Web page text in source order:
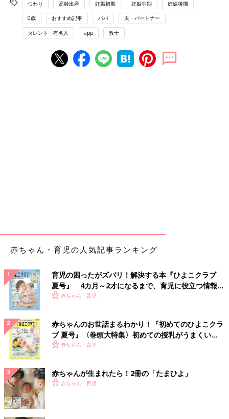
ら吐くものがなくて胃液を吐き、その胃液でのどが荒れると今度
は血を吐き出し…。
本当に吐きまくっていて、最終的には胆汁を吐いてました…。水
が飲めないから、氷をなめて水分補給をする状態。
そんなふうに何も口に入れられないので、みるみる身体はやせて
いきます。普段の体重から9kgが消えました。9kgですよ？「こ
んなんで赤ちゃんは育つの？」と思いましたし、「その前に、妻
が死んでしまうかも」と本気で心配してしまうくらいガリガリに
なっていました。
あまりにひどかったので、しばらく 産婦人科で点滴を打ってもら
い、栄養を補っていましたが、先生いわく"飢餓状態"とのこと。
妻がかわいそうでなりませんでした。
つわり 高齢出産 妊娠初期 妊娠中期 妊娠後期
0歳 おすすめ記事 パパ 夫・パートナー
タレント・有名人 app 敦士
赤ちゃん・育児の人気記事ランキング
育児の困ったがズバリ！解決する本『ひよこクラブ
夏号』 4カ月～2才になるまで、育児に役立つ情報が
いっぱい！
赤ちゃん・育児
赤ちゃんのお世話まるわかり！『初めてのひよこクラ
ブ 夏号』〈巻頭大特集〉初めての授乳がうまくい
く！ おっぱい・ミルクの基本と夏のトラブル 解決テ
赤ちゃん・育児
赤ちゃんが生まれたら！2冊の「たまひよ」
赤ちゃん・育児